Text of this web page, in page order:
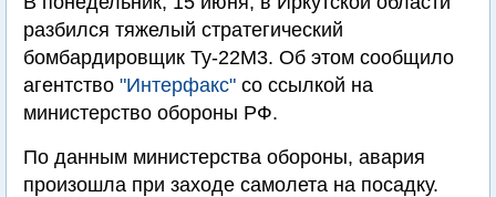
разбился тяжелый стратегический
бомбардировщик Ту-22М3. Об этом сообщило
агентство "Интерфакс" со ссылкой на
министерство обороны РФ.
По данным министерства обороны, авария
произошла при заходе самолета на посадку.